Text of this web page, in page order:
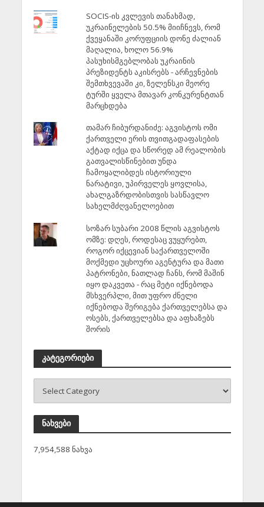
SOCIS-ის კვლევის თანახმად,
უკრაინელების 50.5% მიიჩნევს, რომ
ქვეყანაში კორუფციის დონე ძალიან
მაღალია, ხოლო 56.9%
პასუხისმგებლობას უკრაინის
პრეზიდენტს აკისრებს - არჩევნების
შემთხვევაში კი, ზელენსკი მეორე
ტურში ყველა მთავარ კონკურენტთან
მარცხდება
თამარ ჩიბურდანიძე: აგვისტოს ომი
ქართველი ერის თვითგადაფასების
აქტად იქცა და სწორედ ამ რეალობის
გათვალისწინებით უნდა
ჩამოყალიბდეს ისტორიული
ნარატივი, უპირველეს ყოვლისა,
ახალგაზრდობისთვის სასწავლო
სახელმძღვანელოებით
სოზარ სუბარი 2008 წლის აგვისტოს
ომზე: დღეს, როდესაც ვუყურებთ,
როგორ იქცევიან საქართველოში
მოქმედი უცხოური აგენტურა და მათი
პატრონები, ნათლად ჩანს, რომ მაშინ
იყო დაკვეთა - რაც მეტი იქნებოდა
მსხვერპლი, მით უფრო ძნელი
იქნებოდა შერიგება ქართველებსა და
ოსებს, ქართველებსა და აფხაზებს
შორის
კატეგორიები
ნახვები
7,954,588 ნახვა